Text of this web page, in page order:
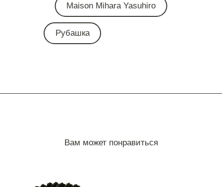
Maison Mihara Yasuhiro
Рубашка
Вам может понравиться